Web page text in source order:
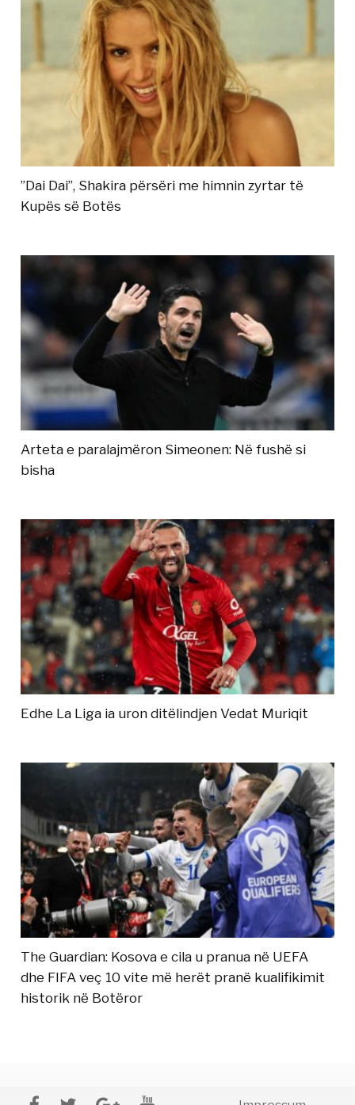
”Dai Dai”, Shakira përsëri me himnin zyrtar të
Kupës së Botës
Arteta e paralajmëron Simeonen: Në fushë si
bisha
Edhe La Liga ia uron ditëlindjen Vedat Muriqit
The Guardian: Kosova e cila u pranua në UEFA
dhe FIFA veç 10 vite më herët pranë kualifikimit
historik në Botëror